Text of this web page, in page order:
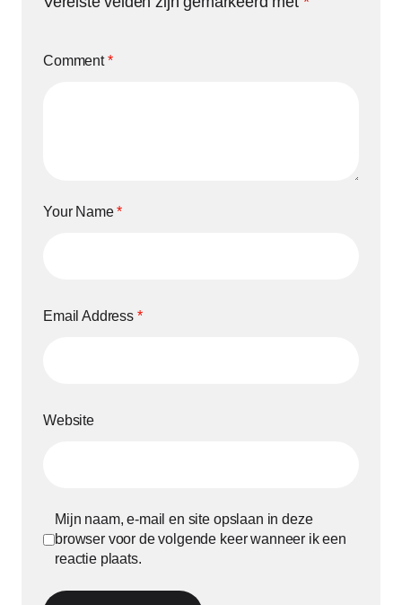
Comment*
Your Name*
Email Address *
Website
Mijn naam, e-mail en site opslaan in deze
browser voor de volgende keer wanneer ik een
reactie plaats.